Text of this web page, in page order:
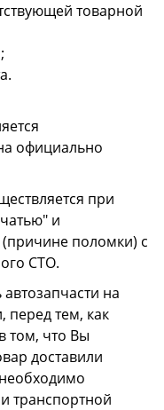
товарной
официально
при
и
поломки) с
СТО.
на
перед тем, как
том, что Вы
доставили
транспортной